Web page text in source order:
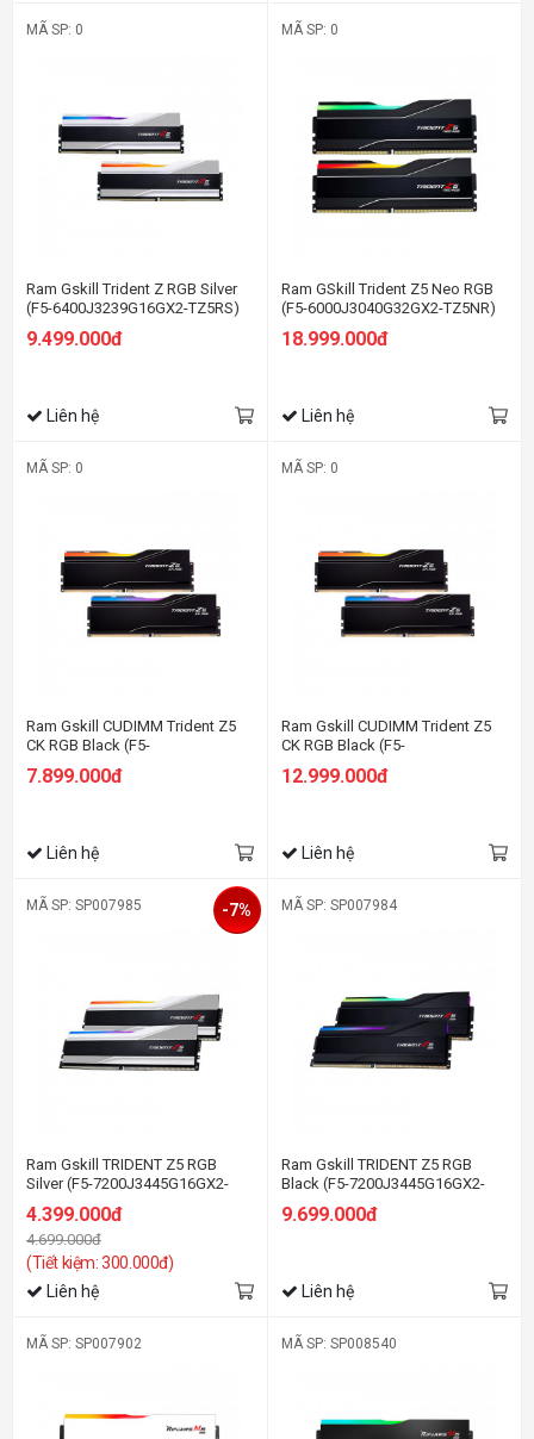
MÃ SP: 0
Ram Gskill Trident Z RGB Silver
(F5-6400J3239G16GX2-TZ5RS)
9.499.000đ
Liên hệ
MÃ SP: 0
Ram GSkill Trident Z5 Neo RGB
(F5-6000J3040G32GX2-TZ5NR)
18.999.000đ
Liên hệ
MÃ SP: 0
Ram Gskill CUDIMM Trident Z5
CK RGB Black (F5-
8200C4052G24GX2-TZ5CRK)
48GB (2x 24GB) DDR5 8200Mhz
7.899.000đ
Liên hệ
MÃ SP: 0
Ram Gskill CUDIMM Trident Z5
CK RGB Black (F5-
9600C4658H24GX2-TZ5CRK)
48GB (2x 24GB) DDR5 9600Mhz
12.999.000đ
Liên hệ
MÃ SP: SP007985
Ram Gskill TRIDENT Z5 RGB
Silver (F5-7200J3445G16GX2-
7200Mhz
4.399.000đ
4.699.000đ
(Tiết kiệm: 300.000đ)
-7%
Liên hệ
MÃ SP: SP007984
Ram Gskill TRIDENT Z5 RGB
Black (F5-7200J3445G16GX2-
7200Mhz
9.699.000đ
Liên hệ
MÃ SP: SP007902 MÃ SP: SP008540